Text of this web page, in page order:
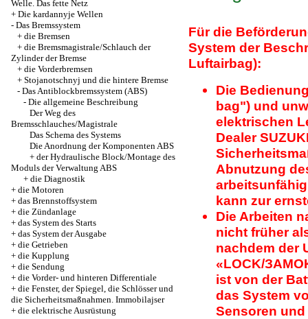
Welle. Das fette Netz
+ Die kardannyje Wellen
- Das Bremssystem
+ die Bremsen
+ die Bremsmagistrale/Schlauch der
Zylinder der Bremse
+ die Vorderbremsen
+ Stojanotschnyj und die hintere Bremse
- Das Antiblockbremssystem (ABS)
- Die allgemeine Beschreibung
Der Weg des
Bremsschlauches/Magistrale
Das Schema des Systems
Die Anordnung der Komponenten ABS
+ der Hydraulische Block/Montage des
Moduls der Verwaltung ABS
+ die Diagnostik
+ die Motoren
+ das Brennstoffsystem
+ die Zündanlage
+ das System des Starts
+ das System der Ausgabe
+ die Getrieben
+ die Kupplung
+ die Sendung
+ die Vorder- und hinteren Differentiale
+ die Fenster, der Spiegel, die Schlösser und
die Sicherheitsmaßnahmen. Immobilajser
+ die elektrische Ausrüstung
Für die
System der
Luftairbag):
Die
bag") und
elektrischen
Dealer
Abnutzung
kann zur
Die Arbeiten
nicht früher
nachdem der
«LOCK/
ist von der
das System
Sensoren